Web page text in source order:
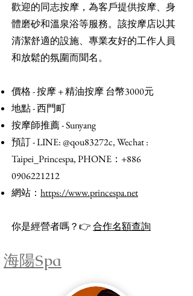
歡迎的同志按摩，為客戶提供按摩、身
體磨砂和溫泉浴等服務。該按摩店以其
清潔舒適的設施、專業友好的工作人員
和放鬆的氛圍而聞名。
價格 - 按摩 + 精油按摩 台幣3000元
地點 - 西門町
按摩師推薦 - Sunyang
預訂 - LINE: @qou83272c, Wechat :
Taipei_Princespa, PHONE：+886
0906221212
​網站： https://www.princespa.net
你是經營者嗎？👉合作名額查詢
海陽Spa